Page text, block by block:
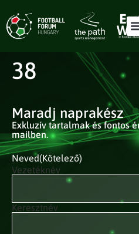
38
Maradj naprakész
Exkluzív tartalmak és fontos
mailben.
Neved(Kötelező)
Vezetéknév
Keresztnév